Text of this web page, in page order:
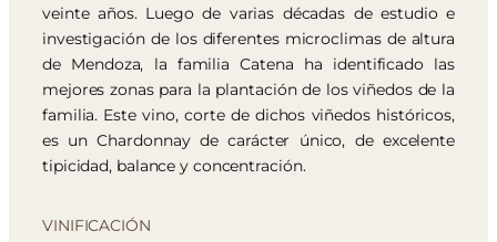
veinte años. Luego de varias décadas de estudio e
investigación de los diferentes microclimas de altura
de Mendoza, la familia Catena ha identificado las
mejores zonas para la plantación de los viñedos de la
familia. Este vino, corte de dichos viñedos históricos,
es un Chardonnay de carácter único, de excelente
tipicidad, balance y concentración.
VINIFICACIÓN